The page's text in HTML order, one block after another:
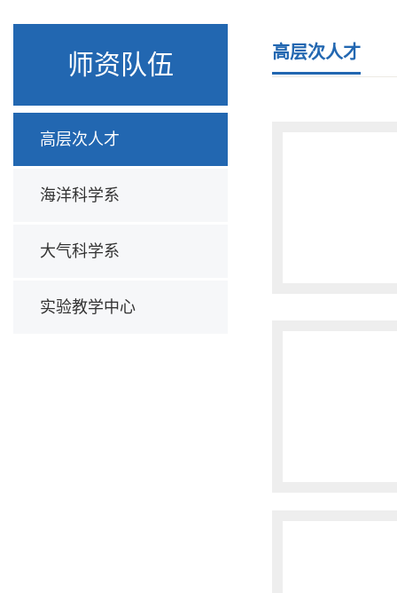
师资队伍
高层次人才
海洋科学系
大气科学系
实验教学中心
高层次人才